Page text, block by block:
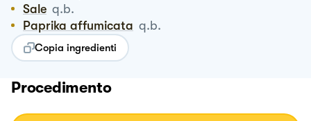
Sale q.b.
Paprika affumicata q.b.
Copia ingredienti
Procedimento